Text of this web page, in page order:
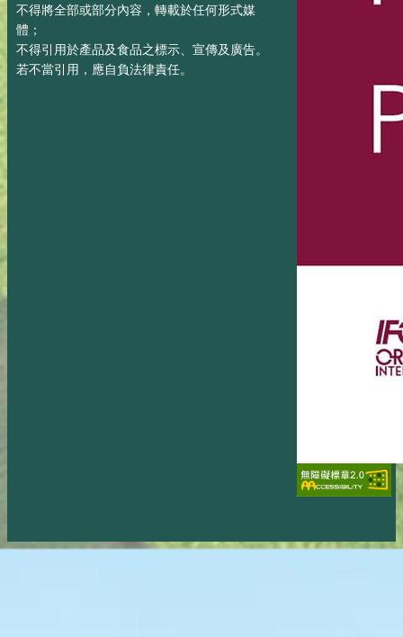
不得將全部或部分內容，轉載於任何形式媒
體；
不得引用於產品及食品之標示、宣傳及廣告。
若不當引用，應自負法律責任。